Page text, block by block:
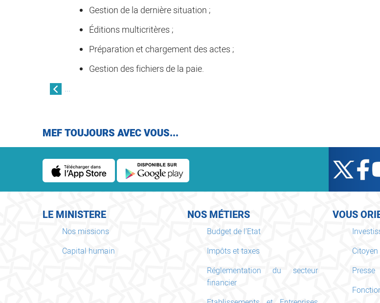
Gestion de la dernière situation ;
Éditions multicritères ;
Préparation et chargement des actes ;
Gestion des fichiers de la paie.
...
MEF TOUJOURS AVEC VOUS...
LE MINISTERE
Nos missions
Capital humain
NOS MÉTIERS
Budget de l'Etat
Impôts et taxes
Réglementation du secteur
financier
VOUS
Citoyen
Presse